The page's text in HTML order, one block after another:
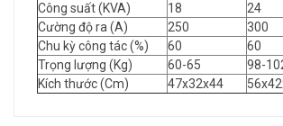
Công suất (KVA)
18 24
Cường độ ra (A)
250 300
Chu kỳ công tác (%)
60 60
Trọng lượng (Kg)
60-65 98-
Kích thước (Cm)
47x32x44